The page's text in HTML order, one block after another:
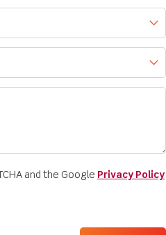
and the Google Privacy Policy